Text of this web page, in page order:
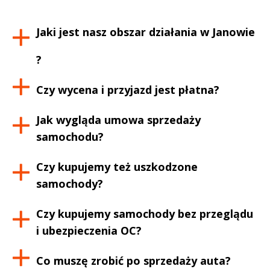
Jaki jest nasz obszar działania w Janowie
?
Czy wycena i przyjazd jest płatna?
Jak wygląda umowa sprzedaży
samochodu?
Czy kupujemy też uszkodzone
samochody?
Czy kupujemy samochody bez przeglądu
i ubezpieczenia OC?
Co muszę zrobić po sprzedaży auta?